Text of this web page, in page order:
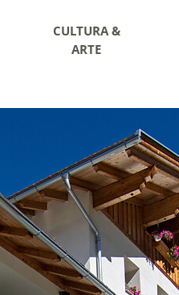
CULTURA &
ARTE